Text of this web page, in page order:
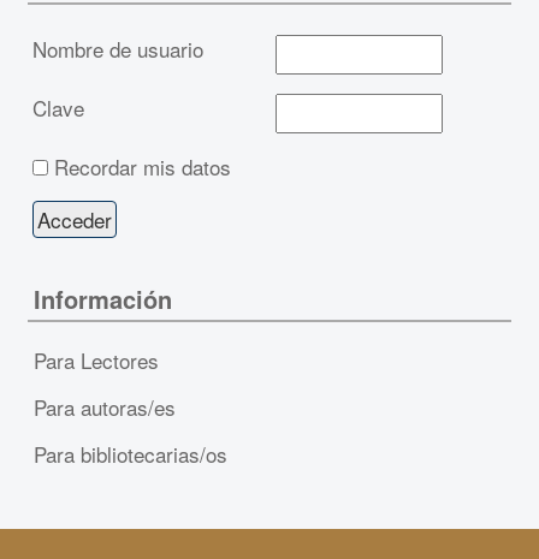
Nombre de usuario
Clave
Recordar mis datos
Información
Para Lectores
Para autoras/es
Para bibliotecarias/os